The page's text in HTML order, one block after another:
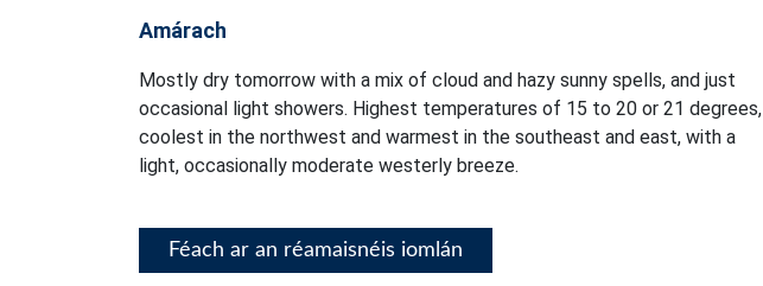
Amárach
Mostly dry tomorrow with a mix of cloud and hazy sunny spells, and just
occasional light showers. Highest temperatures of 15 to 20 or 21 degrees,
coolest in the northwest and warmest in the southeast and east, with a
light, occasionally moderate westerly breeze.
Féach ar an réamaisnéis iomlán